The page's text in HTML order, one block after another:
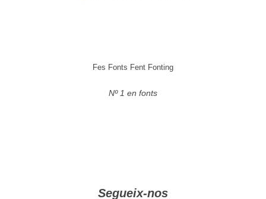
Fes Fonts Fent Fonting
Nº 1 en fonts
Segueix-nos